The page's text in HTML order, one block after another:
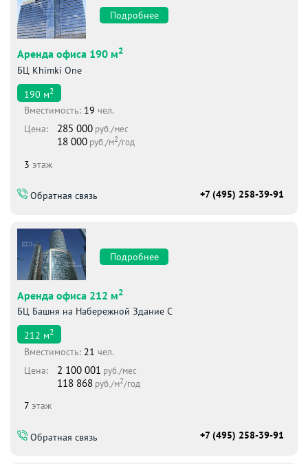
Подробнее
Аренда офиса 190 м2
БЦ Khimki One
190 м2
Вместимоcть: 19 чел.
Цена:
285 000 руб./мес
18 000 руб./м2/год
3 этаж
Обратная связь +7 (495) 258-39-91
Подробнее
Аренда офиса 212 м2
БЦ Башня на Набережной Здание С
212 м2
Вместимоcть: 21 чел.
Цена:
2 100 001 руб./мес
118 868 руб./м2/год
7 этаж
Обратная связь +7 (495) 258-39-91